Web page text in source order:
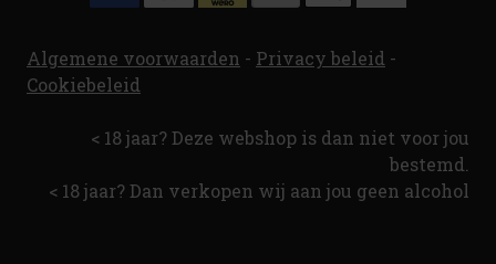
Algemene voorwaarden - Privacy beleid -
Cookiebeleid
< 18 jaar? Deze webshop is dan niet voor jou
bestemd.
< 18 jaar? Dan verkopen wij aan jou geen alcohol